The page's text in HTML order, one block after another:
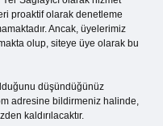
proaktif olarak denetleme
Ancak, üyelerimiz
olup, siteye üye olarak bu
düşündüğünüz
adresine bildirmeniz halinde,
kaldırılacaktır.